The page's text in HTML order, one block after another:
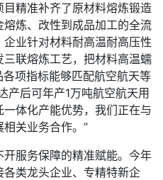
精准补齐了原材料熔炼锻造
炼、改性到成品加工的全流
业针对材料耐高温耐高压性
联熔炼工艺，把材料高温蠕
项指标能够匹配航空航天等
产后可年产1万吨航空航天用
体化产能优势，我们正在与
关业务合作。”
服务保障的精准赋能。今年
类龙头企业、专精特新企